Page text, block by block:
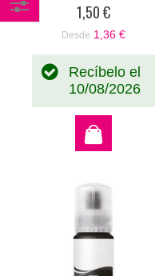
1,50 €
Desde 1,36 €
Recíbelo el
10/08/2026
Comprar